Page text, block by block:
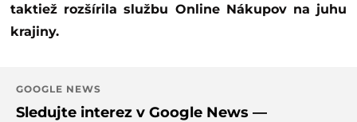
taktiež rozšírila službu Online Nákupov na juhu
krajiny.
GOOGLE NEWS
Sledujte interez v Google News —